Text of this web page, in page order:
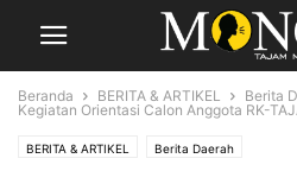
Beranda BERITA & ARTIKEL Berita
Kegiatan Orientasi Calon Anggota RK-
BERITA & ARTIKEL Berita Daerah